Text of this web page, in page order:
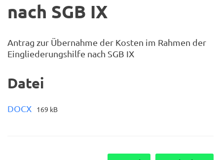
nach SGB IX
Antrag zur Übernahme der Kosten im Rahmen der
Eingliederungshilfe nach SGB IX
Datei
DOCX 169 kB